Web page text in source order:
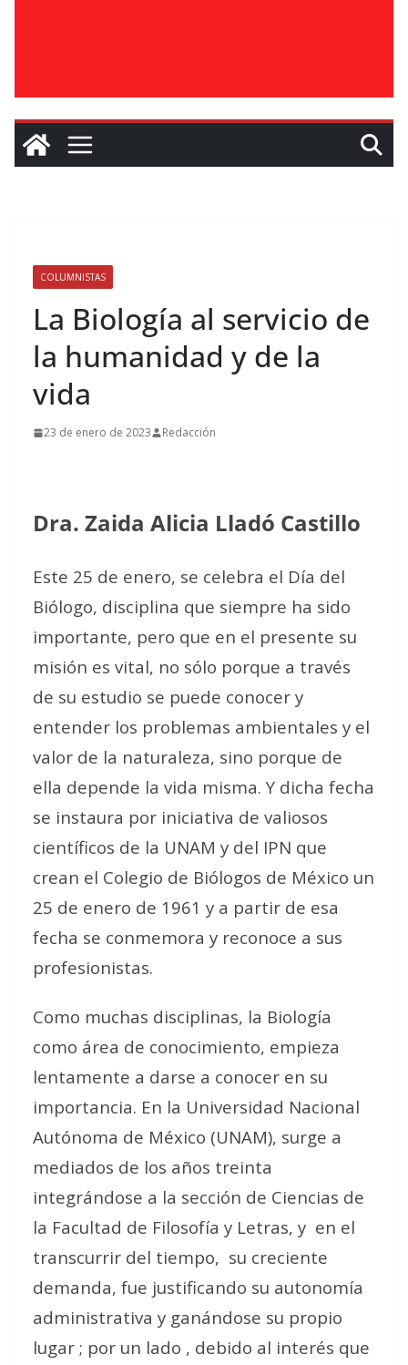
COLUMNISTAS
La Biología al servicio de
la humanidad y de la
vida
23 de enero de 2023 Redacción
Dra. Zaida Alicia Lladó Castillo
Este 25 de enero, se celebra el Día del
Biólogo, disciplina que siempre ha sido
importante, pero que en el presente su
misión es vital, no sólo porque a través
de su estudio se puede conocer y
entender los problemas ambientales y el
valor de la naturaleza, sino porque de
ella depende la vida misma. Y dicha fecha
se instaura por iniciativa de valiosos
científicos de la UNAM y del IPN que
crean el Colegio de Biólogos de México un
25 de enero de 1961 y a partir de esa
fecha se conmemora y reconoce a sus
profesionistas.
Como muchas disciplinas, la Biología
como área de conocimiento, empieza
lentamente a darse a conocer en su
importancia. En la Universidad Nacional
Autónoma de México (UNAM), surge a
mediados de los años treinta
integrándose a la sección de Ciencias de
la Facultad de Filosofía y Letras, y en el
transcurrir del tiempo, su creciente
demanda, fue justificando su autonomía
administrativa y ganándose su propio
lugar ; por un lado , debido al interés que